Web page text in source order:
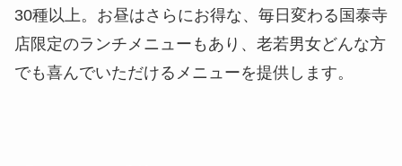
30種以上。お昼はさらにお得な、毎日変わる国泰寺
店限定のランチメニューもあり、老若男女どんな方
でも喜んでいただけるメニューを提供します。